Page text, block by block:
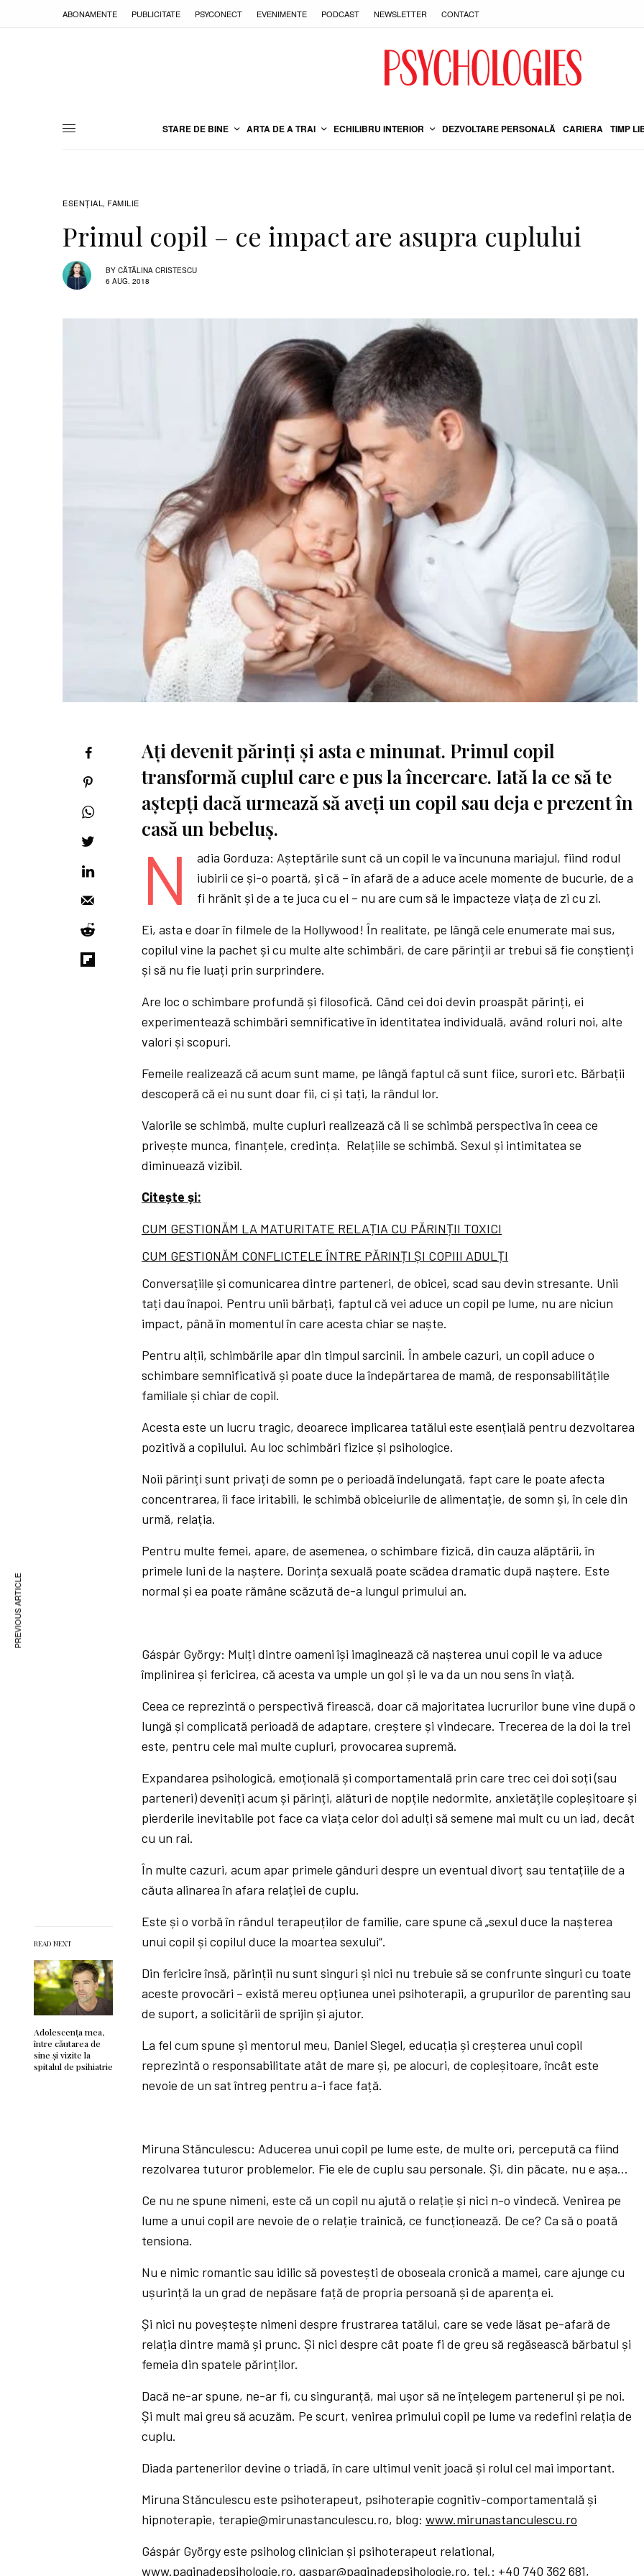
ABONAMENTE PUBLICITATE PSYCONECT EVENIMENTE PODCAST NEWSLETTER CONTACT
STARE DE BINE ARTA DE A TRAI ECHILIBRU INTERIOR DEZVOLTARE PERSONALĂ CARIERA TIMP
ESENȚIAL , FAMILIE
Primul copil – ce impact are asupra cuplului
BY CĂTĂLINA CRISTESCU
6 AUG. 2018
READ NEXT
Adolescența mea,
între căutarea de
sine și vizite la
spitalul de psihiatrie
Ați devenit părinți și asta e minunat. Primul copil
transformă cuplul care e pus la încercare. Iată la ce să te
aștepți dacă urmează să aveți un copil sau deja e prezent în
casă un bebeluș.
N
adia Gorduza: Așteptările sunt că un copil le va încununa mariajul, fiind rodul
iubirii ce și-o poartă, și că – în afară de a aduce acele momente de bucurie, de a
fi hrănit și de a te juca cu el – nu are cum să le impacteze viața de zi cu zi.
Ei, asta e doar în filmele de la Hollywood! În realitate, pe lângă cele enumerate mai sus,
copilul vine la pachet și cu multe alte schimbări, de care părinții ar trebui să fie conștienți
și să nu fie luați prin surprindere.
Are loc o schimbare profundă și filosofică. Când cei doi devin proaspăt părinți, ei
experimentează schimbări semnificative în identitatea individuală, având roluri noi, alte
valori și scopuri.
Femeile realizează că acum sunt mame, pe lângă faptul că sunt fiice, surori etc. Bărbații
descoperă că ei nu sunt doar fii, ci și tați, la rândul lor.
Valorile se schimbă, multe cupluri realizează că li se schimbă perspectiva în ceea ce
privește munca, finanțele, credința. Relațiile se schimbă. Sexul și intimitatea se
diminuează vizibil.
Citește și:
CUM GESTIONĂM LA MATURITATE RELAȚIA CU PĂRINȚII TOXICI
CUM GESTIONĂM CONFLICTELE ÎNTRE PĂRINȚI ȘI COPIII ADULȚI
Conversațiile și comunicarea dintre parteneri, de obicei, scad sau devin stresante. Unii
tați dau înapoi. Pentru unii bărbați, faptul că vei aduce un copil pe lume, nu are niciun
impact, până în momentul în care acesta chiar se naște.
Pentru alții, schimbările apar din timpul sarcinii. În ambele cazuri, un copil aduce o
schimbare semnificativă și poate duce la îndepărtarea de mamă, de responsabilitățile
familiale și chiar de copil.
Acesta este un lucru tragic, deoarece implicarea tatălui este esențială pentru dezvoltarea
pozitivă a copilului. Au loc schimbări fizice și psihologice.
Noii părinți sunt privați de somn pe o perioadă îndelungată, fapt care le poate afecta
concentrarea, îi face iritabili, le schimbă obiceiurile de alimentație, de somn și, în cele din
urmă, relația.
Pentru multe femei, apare, de asemenea, o schimbare fizică, din cauza alăptării, în
primele luni de la naștere. Dorința sexuală poate scădea dramatic după naștere. Este
normal și ea poate rămâne scăzută de-a lungul primului an.
Gáspár György: Mulți dintre oameni își imaginează că nașterea unui copil le va aduce
împlinirea și fericirea, că acesta va umple un gol și le va da un nou sens în viață.
Ceea ce reprezintă o perspectivă firească, doar că majoritatea lucrurilor bune vine după o
lungă și complicată perioadă de adaptare, creștere și vindecare. Trecerea de la doi la trei
este, pentru cele mai multe cupluri, provocarea supremă.
Expandarea psihologică, emoțională și comportamentală prin care trec cei doi soți (sau
parteneri) deveniți acum și părinți, alături de nopțile nedormite, anxietățile copleșitoare și
pierderile inevitabile pot face ca viața celor doi adulți să semene mai mult cu un iad, decât
cu un rai.
În multe cazuri, acum apar primele gânduri despre un eventual divorț sau tentațiile de a
căuta alinarea în afara relației de cuplu.
Este și o vorbă în rândul terapeuților de familie, care spune că „sexul duce la nașterea
unui copil și copilul duce la moartea sexului“.
Din fericire însă, părinții nu sunt singuri și nici nu trebuie să se confrunte singuri cu toate
aceste provocări – există mereu opțiunea unei psihoterapii, a grupurilor de parenting sau
de suport, a solicitării de sprijin și ajutor.
La fel cum spune și mentorul meu, Daniel Siegel, educația și creșterea unui copil
reprezintă o responsabilitate atât de mare și, pe alocuri, de copleșitoare, încât este
nevoie de un sat întreg pentru a-i face față.
Miruna Stănculescu: Aducerea unui copil pe lume este, de multe ori, percepută ca fiind
rezolvarea tuturor problemelor. Fie ele de cuplu sau personale. Și, din păcate, nu e așa…
Ce nu ne spune nimeni, este că un copil nu ajută o relație și nici n-o vindecă. Venirea pe
lume a unui copil are nevoie de o relație trainică, ce funcționează. De ce? Ca să o poată
tensiona.
Nu e nimic romantic sau idilic să povestești de oboseala cronică a mamei, care ajunge cu
ușurință la un grad de nepăsare față de propria persoană și de aparența ei.
Și nici nu poveștește nimeni despre frustrarea tatălui, care se vede lăsat pe-afară de
relația dintre mamă și prunc. Și nici despre cât poate fi de greu să regăsească bărbatul și
femeia din spatele părinților.
Dacă ne-ar spune, ne-ar fi, cu singuranță, mai ușor să ne înțelegem partenerul și pe noi.
Și mult mai greu să acuzăm. Pe scurt, venirea primului copil pe lume va redefini relația de
cuplu.
Diada partenerilor devine o triadă, în care ultimul venit joacă și rolul cel mai important.
Miruna Stănculescu este psihoterapeut, psihoterapie cognitiv-comportamentală și
hipnoterapie, terapie@mirunastanculescu.ro, blog:www.mirunastanculescu.ro
Gáspár György este psiholog clinician și psihoterapeut relational,
www.paginadepsihologie.ro, gaspar@paginadepsihologie.ro, tel.: +40 740 362 681,
PREVIOUS ARTICLE